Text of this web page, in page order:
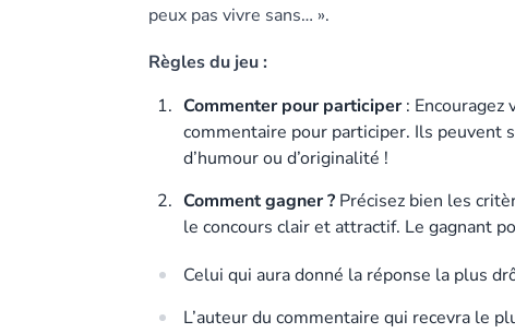
peux pas vivre sans… ».
Règles du jeu :
Commenter pour participer: Encouragez
commentaire pour participer. Ils peuvent
d’humour ou d’originalité !
Comment gagner ? Précisez bien les
le concours clair et attractif. Le gagnant
Celui qui aura donné la réponse la plus
L’auteur du commentaire qui recevra le